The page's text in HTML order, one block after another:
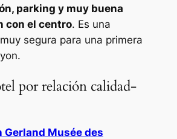
parking y muy buena
con el centro. Es una
segura para una primera
por relación calidad-
Gerland Musée des